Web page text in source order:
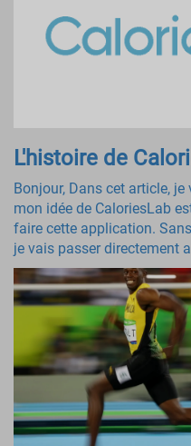
L'histoire de
Bonjour, Dans cet article,
mon idée de CaloriesLab
faire cette application.
je vais passer directement